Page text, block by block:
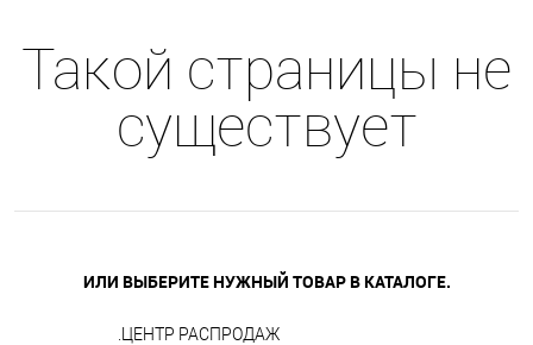
Такой страницы не
существует
ИЛИ ВЫБЕРИТЕ НУЖНЫЙ ТОВАР В КАТАЛОГЕ.
.ЦЕНТР РАСПРОДАЖ